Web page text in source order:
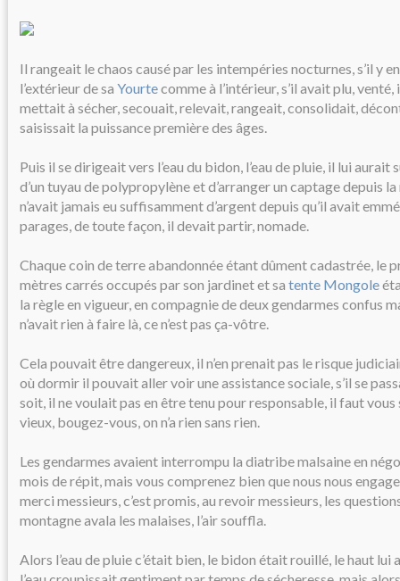
Il rangeait le chaos causé par les intempéries nocturnes, s’il y
l’extérieur de sa Yourtecomme à l’intérieur, s’il avait plu,
mettait à sécher, secouait, relevait, rangeait, consolidait,
saisissait la puissance première des âges.
Puis il se dirigeait vers l’eau du bidon, l’eau de pluie, il lui aurait
d’un tuyau de polypropylène et d’arranger un captage depuis
n’avait jamais eu suffisamment d’argent depuis qu’il avait
parages, de toute façon, il devait partir, nomade.
Chaque coin de terre abandonnée étant dûment cadastrée, le
mètres carrés occupés par son jardinet et sa tente Mongole
la règle en vigueur, en compagnie de deux gendarmes confus
n’avait rien à faire là, ce n’est pas ça-vôtre.
Cela pouvait être dangereux, il n’en prenait pas le risque
où dormir il pouvait aller voir une assistance sociale, s’il se
soit, il ne voulait pas en être tenu pour responsable, il faut vous
vieux, bougez-vous, on n’a rien sans rien.
Les gendarmes avaient interrompu la diatribe malsaine en
mois de répit, mais vous comprenez bien que nous nous
merci messieurs, c’est promis, au revoir messieurs, les
montagne avala les malaises, l’air souffla.
Alors l’eau de pluie c’était bien, le bidon était rouillé, le haut lui